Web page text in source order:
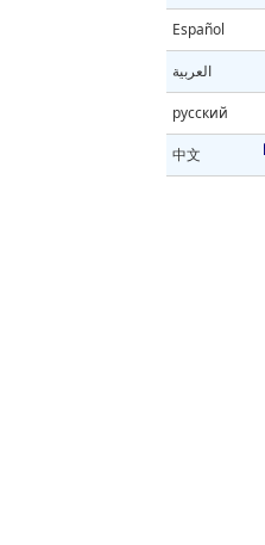
Español
العربية
русский
中文